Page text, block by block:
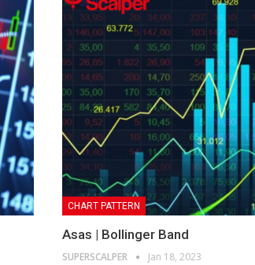
CHART PATTERN
Asas | Bollinger Band
SUPERSCALPER Jan 18, 2023